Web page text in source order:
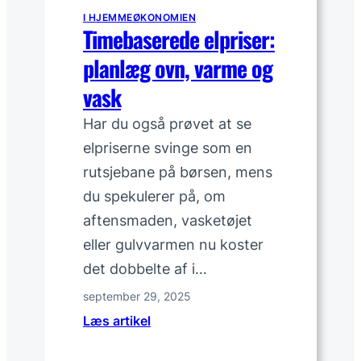
d
i
g
m
d
a
o
l
d
e
t
y
I HJEMMEØKONOMIEN
Timebaserede elpriser:
planlæg ovn, varme og
vask
Har du også prøvet at se
elpriserne svinge som en
rutsjebane på børsen, mens
du spekulerer på, om
aftensmaden, vasketøjet
eller gulvvarmen nu koster
det dobbelte af i…
september 29, 2025
Læs artikel: